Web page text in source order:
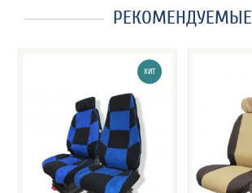
РЕКОМЕНДУЕМЫЕ
ХИТ